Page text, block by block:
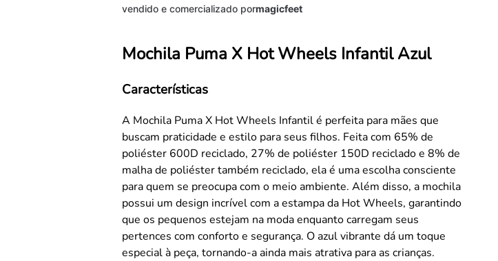
vendido e comercializado pormagicfeet
Mochila Puma X Hot Wheels Infantil Azul
Características
A Mochila Puma X Hot Wheels Infantil é perfeita para mães que
buscam praticidade e estilo para seus filhos. Feita com 65% de
poliéster 600D reciclado, 27% de poliéster 150D reciclado e 8% de
malha de poliéster também reciclado, ela é uma escolha consciente
para quem se preocupa com o meio ambiente. Além disso, a mochila
possui um design incrível com a estampa da Hot Wheels, garantindo
que os pequenos estejam na moda enquanto carregam seus
pertences com conforto e segurança. O azul vibrante dá um toque
especial à peça, tornando-a ainda mais atrativa para as crianças.